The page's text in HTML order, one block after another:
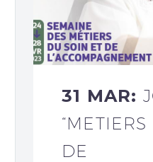
31 MAR:
DE